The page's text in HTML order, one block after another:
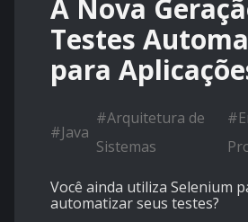
A Nova
Testes
para
#Java
#Arquitetura de
Sistemas
#
Você ainda utiliza Selenium
automatizar seus testes?